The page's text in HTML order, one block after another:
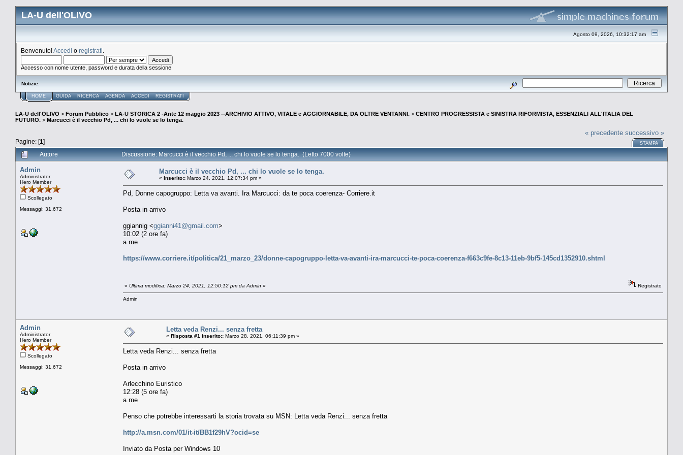
LA-U dell'OLIVO
Agosto 09, 2026, 10:32:17 am
Benvenuto!Accedi o registrati
Accesso con nome utente, password e durata della sessione
Notizie:
HOME GUIDA RICERCA AGENDA ACCEDI REGISTRATI
LA-U dell'OLIVO > Forum Pubblico > LA-U STORICA 2 -Ante 12 maggio 2023 --ARCHIVIO ATTIVO, VITALE e AGGIORNABILE, DA OLTRE VENTANNI. > CENTRO PROGRESSISTA e SINISTRA RIFORMISTA, ESSENZIALI ALL'ITALIA DEL
FUTURO. > Marcucci è il vecchio Pd, ... chi lo vuole se lo tenga.
Pagine: [1]
« precedente successivo »
STAMPA
Autore Discussione: Marcucci è il vecchio Pd, ... chi lo vuole se lo tenga. (Letto 7000 volte)
Admin
Administrator
Hero Member
Scollegato
Messaggi: 31.672
Marcucci è il vecchio Pd, ... chi lo vuole se lo tenga.
« inserito:: Marzo 24, 2021, 12:07:34 pm »
Pd, Donne capogruppo: Letta va avanti. Ira Marcucci: da te poca coerenza- Corriere.it
Posta in arrivo
ggiannig <ggianni41@gmail.com>
10:02 (2 ore fa)
a me
https://www.corriere.it/politica/21_marzo_23/donne-capogruppo-letta-va-avanti-ira-marcucci-te-poca-coerenza-f663c9fe-8c13-11eb-9bf5-145cd1352910.shtml
« Ultima modifica: Marzo 24, 2021, 12:50:12 pm da Admin » Registrato
Admin
Admin
Administrator
Hero Member
Scollegato
Messaggi: 31.672
Letta veda Renzi... senza fretta
« Risposta #1 inserito:: Marzo 28, 2021, 06:11:39 pm »
Letta veda Renzi... senza fretta
Posta in arrivo
Arlecchino Euristico
12:28 (5 ore fa)
a me
Penso che potrebbe interessarti la storia trovata su MSN: Letta veda Renzi... senza fretta
http://a.msn.com/01/it-it/BB1f29hV?ocid=se
Inviato da Posta per Windows 10